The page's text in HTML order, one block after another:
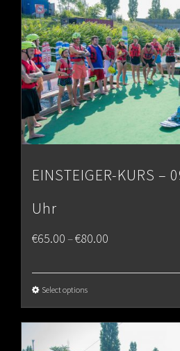
EINSTEIGER-KURS –
Uhr
€65.00–€80.00
€80.00
Select options